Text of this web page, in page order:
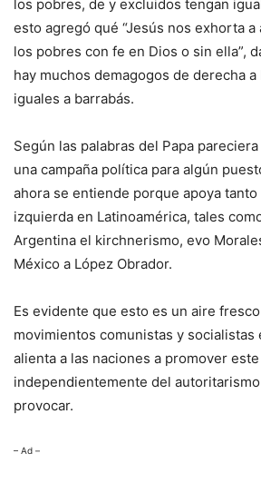
los pobres, de y excluidos tengan
esto agregó qué “Jesús nos exhorta a
los pobres con fe en Dios o sin ella”,
hay muchos demagogos de derecha
iguales a barrabás.
Según las palabras del Papa
una campaña política para algún
ahora se entiende porque apoya
izquierda en Latinoamérica, tales
Argentina el kirchnerismo, evo
México a López Obrador.
Es evidente que esto es un aire
movimientos comunistas y socialistas
alienta a las naciones a promover
independientemente del
provocar.
– Ad –